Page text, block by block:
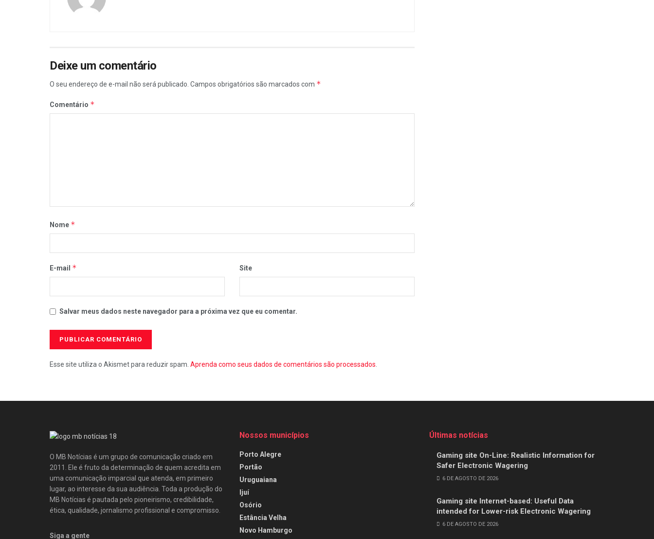
Deixe um comentário
O seu endereço de e-mail não será publicado. Campos obrigatórios são marcados com *
Comentário *
Nome *
E-mail * Site
Salvar meus dados neste navegador para a próxima vez que eu comentar.
Esse site utiliza o Akismet para reduzir spam. Aprenda como seus dados de comentários são processados
O MB Notícias é um grupo de comunicação criado em
2011. Ele é fruto da determinação de quem acredita em
uma comunicação imparcial que atenda, em primeiro
lugar, ao interesse da sua audiência. Toda a produção do
MB Notícias é pautada pelo pioneirismo, credibilidade,
ética, qualidade, jornalismo profissional e compromisso.
Siga a gente
Nossos municípios
Porto Alegre
Portão
Uruguaiana
Ijuí
Osório
Estância Velha
Novo Hamburgo
Últimas notícias
Gaming site On-Line: Realistic Information for
Safer Electronic Wagering
6 DE AGOSTO DE 2026
Gaming site Internet-based: Useful Data
intended for Lower-risk Electronic Wagering
6 DE AGOSTO DE 2026